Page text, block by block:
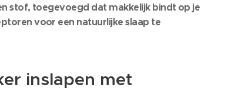
stof, toegevoegd dat makkelijk bindt op je
voor een natuurlijke slaap te
inslapen met